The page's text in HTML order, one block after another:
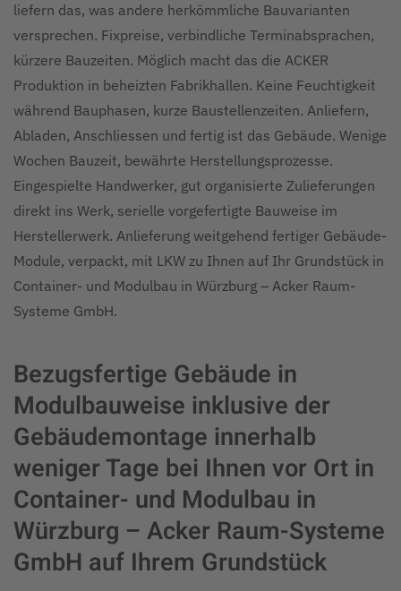
liefern das, was andere herkömmliche Bauvarianten
versprechen. Fixpreise, verbindliche Terminabsprachen,
kürzere Bauzeiten. Möglich macht das die ACKER
Produktion in beheizten Fabrikhallen. Keine Feuchtigkeit
während Bauphasen, kurze Baustellenzeiten. Anliefern,
Abladen, Anschliessen und fertig ist das Gebäude. Wenige
Wochen Bauzeit, bewährte Herstellungsprozesse.
Eingespielte Handwerker, gut organisierte Zulieferungen
direkt ins Werk, serielle vorgefertigte Bauweise im
Herstellerwerk. Anlieferung weitgehend fertiger Gebäude-
Module, verpackt, mit LKW zu Ihnen auf Ihr Grundstück in
Container- und Modulbau in Würzburg – Acker Raum-
Systeme GmbH.
Bezugsfertige Gebäude in
Modulbauweise inklusive der
Gebäudemontage innerhalb
weniger Tage bei Ihnen vor Ort in
Container- und Modulbau in
Würzburg – Acker Raum-Systeme
GmbH auf Ihrem Grundstück